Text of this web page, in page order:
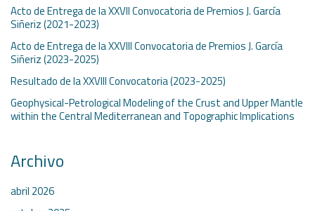
Acto de Entrega de la XXVII Convocatoria de Premios J. García
Siñeriz (2021-2023)
Acto de Entrega de la XXVIII Convocatoria de Premios J. García
Siñeriz (2023-2025)
Resultado de la XXVIII Convocatoria (2023-2025)
Geophysical-Petrological Modeling of the Crust and Upper Mantle
within the Central Mediterranean and Topographic Implications
Archivo
abril 2026